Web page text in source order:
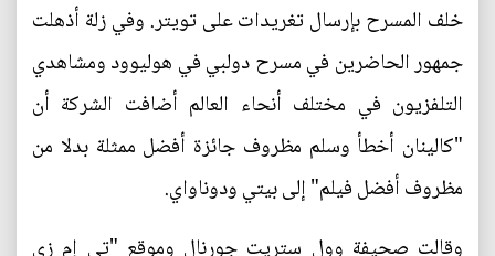
خلف المسرح بإرسال تغريدات على تويتر. وفي زلة أذهلت
جمهور الحاضرين في مسرح دولبي في هوليوود ومشاهدي
التلفزيون في مختلف أنحاء العالم أضافت الشركة أن
"كالينان أخطأ وسلم مظروف جائزة أفضل ممثلة بدلا من
مظروف أفضل فيلم" إلى بيتي ودوناواي.